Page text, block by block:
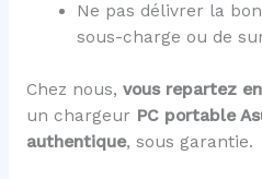
Ne pas délivrer la
sous-charge ou de
Chez nous, vous repartez
un chargeur PC portable
authentique, sous garantie.